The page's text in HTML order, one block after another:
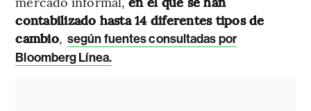
contabilizado hasta 14 diferentes tipos de
cambio, según fuentes consultadas por
Bloomberg Línea.